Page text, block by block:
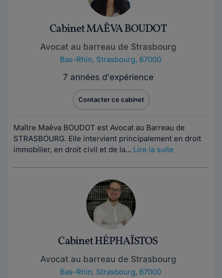
Cabinet MAÊVA BOUDOT
Avocat au barreau de Strasbourg
Bas-Rhin, Strasbourg, 67000
7 années d'expérience
Contacter ce cabinet
Maître Maêva BOUDOT est Avocat au Barreau de
STRASBOURG. Elle intervient principalement en droit
immobilier, en droit civil et de la... Lire la suite
Cabinet HÉPHAÏSTOS
Avocat au barreau de Strasbourg
Bas-Rhin, Strasbourg, 67000